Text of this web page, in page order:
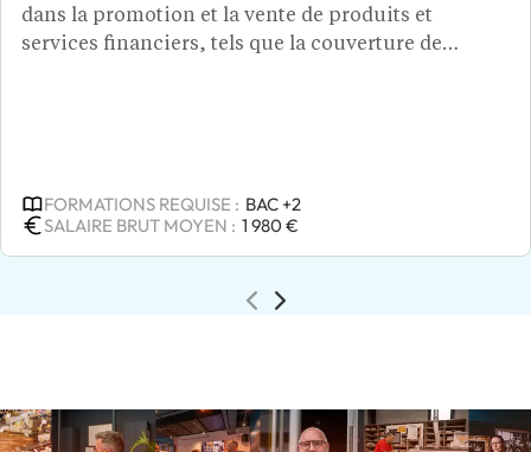
dans la promotion et la vente de produits et
services financiers, tels que la couverture de
orientant les clients vers d'autres spécialistes de la
conseils personnalisés est essentielle pour assurer
transformer une opportunité en succès durable.
FORMATIONS REQUISE : BAC +2
SALAIRE BRUT MOYEN : 1 980 €